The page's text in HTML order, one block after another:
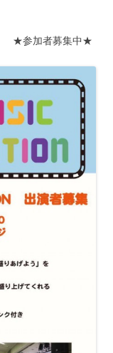
★参加者募集中★